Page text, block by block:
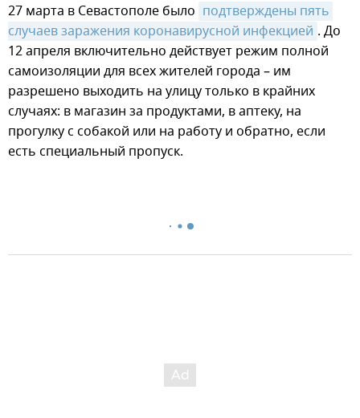
27 марта в Севастополе было подтверждены пять
случаев заражения коронавирусной инфекцией . До
12 апреля включительно действует режим полной
самоизоляции для всех жителей города – им
разрешено выходить на улицу только в крайних
случаях: в магазин за продуктами, в аптеку, на
прогулку с собакой или на работу и обратно, если
есть специальный пропуск.